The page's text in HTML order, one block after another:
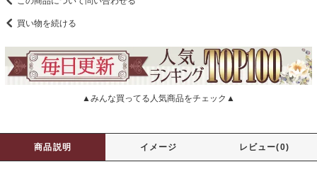
買い物を続ける
▲みんな買ってる人気商品をチェック▲
商品説明 イメージ レビュー(0)